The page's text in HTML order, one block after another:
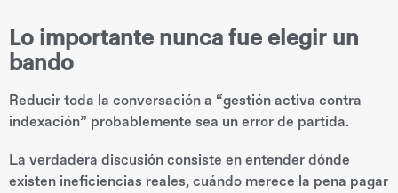
Lo importante nunca fue elegir un
bando
Reducir toda la conversación a “gestión activa contra
indexación” probablemente sea un error de partida.
La verdadera discusión consiste en entender dónde
existen ineficiencias reales, cuándo merece la pena pagar